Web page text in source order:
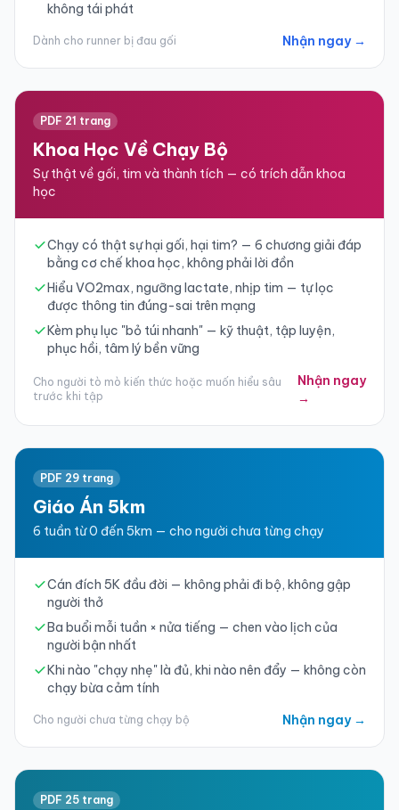
không tái phát
Dành cho runner bị đau gối Nhận ngay →
PDF 21 trang
Khoa Học Về Chạy Bộ
Sự thật về gối, tim và thành tích — có trích dẫn khoa
học
Chạy có thật sự hại gối, hại tim? — 6 chương giải đáp
bằng cơ chế khoa học, không phải lời đồn
Hiểu VO2max, ngưỡng lactate, nhịp tim — tự lọc
được thông tin đúng-sai trên mạng
Kèm phụ lục "bỏ túi nhanh" — kỹ thuật, tập luyện,
phục hồi, tâm lý bền vững
Cho người tò mò kiến thức hoặc muốn hiểu sâu
trước khi tập
Nhận ngay
→
PDF 29 trang
Giáo Án 5km
6 tuần từ 0 đến 5km — cho người chưa từng chạy
Cán đích 5K đầu đời — không phải đi bộ, không gập
người thở
Ba buổi mỗi tuần × nửa tiếng — chen vào lịch của
người bận nhất
Khi nào "chạy nhẹ" là đủ, khi nào nên đẩy — không còn
chạy bừa cảm tính
Cho người chưa từng chạy bộ Nhận ngay →
PDF 25 trang